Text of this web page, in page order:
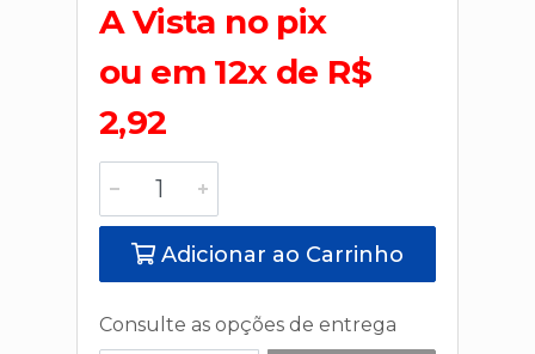
A Vista no pix
ou em 12x de R$
2,92
Adicionar ao Carrinho
Consulte as opções de entrega